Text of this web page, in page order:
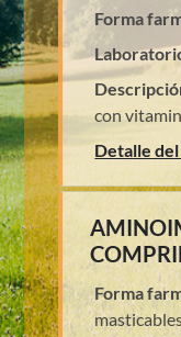
Forma
con
Detalle
Forma